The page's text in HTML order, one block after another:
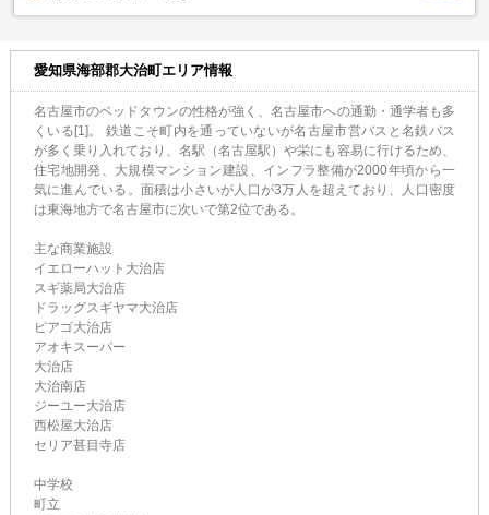
愛知県海部郡大治町エリア情報
名古屋市のベッドタウンの性格が強く、名古屋市への通勤・通学者も多
くいる[1]。 鉄道こそ町内を通っていないが名古屋市営バスと名鉄バス
が多く乗り入れており、名駅（名古屋駅）や栄にも容易に行けるため、
住宅地開発、大規模マンション建設、インフラ整備が2000年頃から一
気に進んでいる。面積は小さいが人口が3万人を超えており、人口密度
は東海地方で名古屋市に次いで第2位である。
主な商業施設
イエローハット大治店
スギ薬局大治店
ドラッグスギヤマ大治店
ピアゴ大治店
アオキスーパー
大治店
大治南店
ジーユー大治店
西松屋大治店
セリア甚目寺店
中学校
町立